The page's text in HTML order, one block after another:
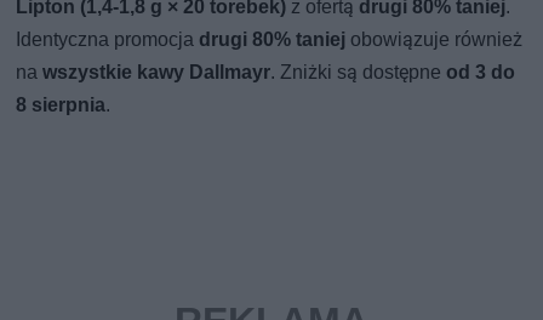
Lipton (1,4-1,8 g × 20 torebek) z ofertą drugi 80% taniej.
Identyczna promocja drugi 80% taniej obowiązuje również
nawszystkie kawy Dallmayr. Zniżki są dostępne od 3 do
8 sierpnia.